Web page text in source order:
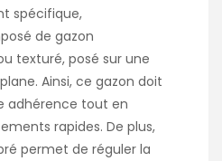
spécifique,
de gazon
texturé, posé sur une
Ainsi, ce gazon doit
adhérence tout en
rapides. De plus,
permet de réguler la